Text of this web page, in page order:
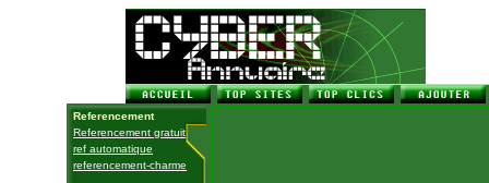
Referencement
Referencement gratuit
ref automatique
referencement-charme